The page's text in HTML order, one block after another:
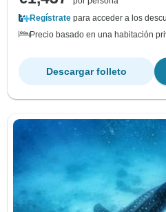
Regístrate para acceder a los
Precio basado en una habitación
Descargar folleto